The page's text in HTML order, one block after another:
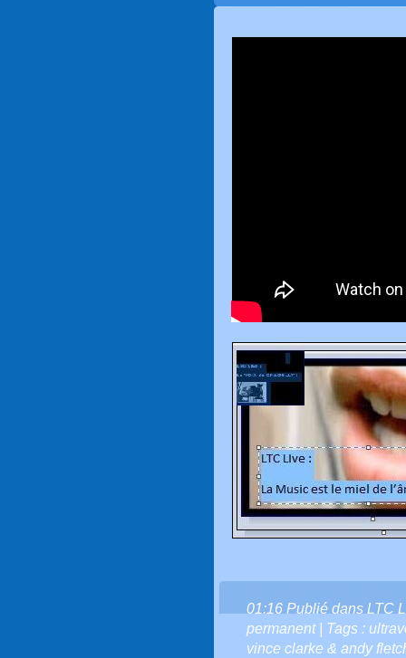
01:16 Publié dans LTC
permanent| Tags :
vince clarke & andy